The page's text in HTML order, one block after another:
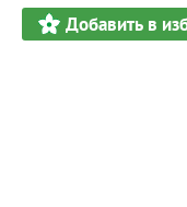
Добавить в